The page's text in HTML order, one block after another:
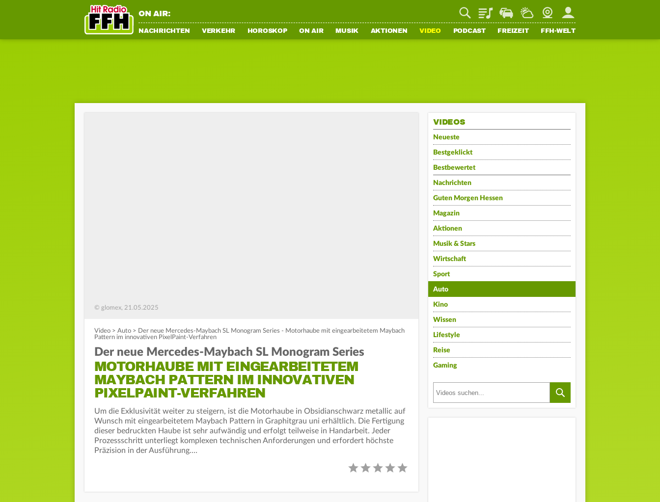
ON AIR: PlaylistStaupilotWetterWebcamMein FFH
NACHRICHTEN VERKEHR HOROSKOP ON AIR MUSIK AKTIONEN VIDEO PODCAST FREIZEIT FFH-WELT
© glomex, 21.05.2025
Video > Auto > Der neue Mercedes-Maybach SL Monogram Series - Motorhaube mit eingearbeitetem Maybach
Pattern im innovativen PixelPaint-Verfahren
Der neue Mercedes-Maybach SL Monogram Series
MOTORHAUBE MIT EINGEARBEITETEM
MAYBACH PATTERN IM INNOVATIVEN
PIXELPAINT-VERFAHREN
Um die Exklusivität weiter zu steigern, ist die Motorhaube in Obsidianschwarz metallic auf
Wunsch mit eingearbeitetem Maybach Pattern in Graphitgrau uni erhältlich. Die Fertigung
dieser bedruckten Haube ist sehr aufwändig und erfolgt teilweise in Handarbeit. Jeder
Prozessschritt unterliegt komplexen technischen Anforderungen und erfordert höchste
Präzision in der Ausführung.…
VIDEOS
Neueste
Bestgeklickt
Bestbewertet
Nachrichten
Guten Morgen Hessen
Magazin
Aktionen
Musik & Stars
Wirtschaft
Sport
Auto
Kino
Wissen
Lifestyle
Reise
Gaming